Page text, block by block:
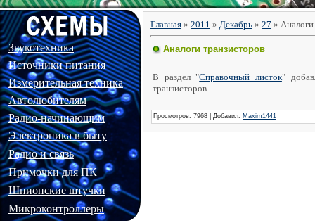
Звукотехника
Источники питания
Измерительная техника
Автолюбителям
Радио-начинающим
Электроника в быту
Радио и связь
Примочки для ПК
Шпионские штучки
Микроконтроллеры
Главная » 2011 » Декабрь » 27 » Аналоги
Аналоги транзисторов
В раздел "Справочный листок"
транзисторов.
Просмотров: 7968 | Добавил: Maxim1441